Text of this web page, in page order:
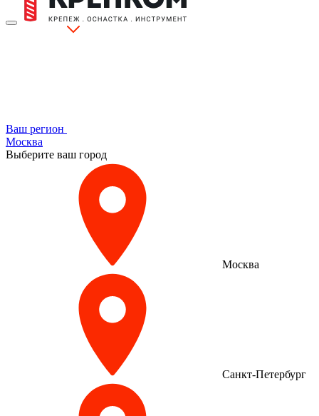
Ваш регион
Москва
Выберите ваш город
Москва
Санкт-Петербург